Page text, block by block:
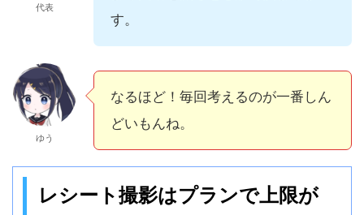
代表
す。
ゆう
なるほど！毎回考えるのが一番しん
どいもんね。
レシート撮影はプランで上限が